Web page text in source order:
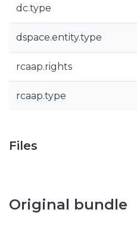
dc.type
dspace.entity.type
rcaap.rights
rcaap.type
Files
Original bundle